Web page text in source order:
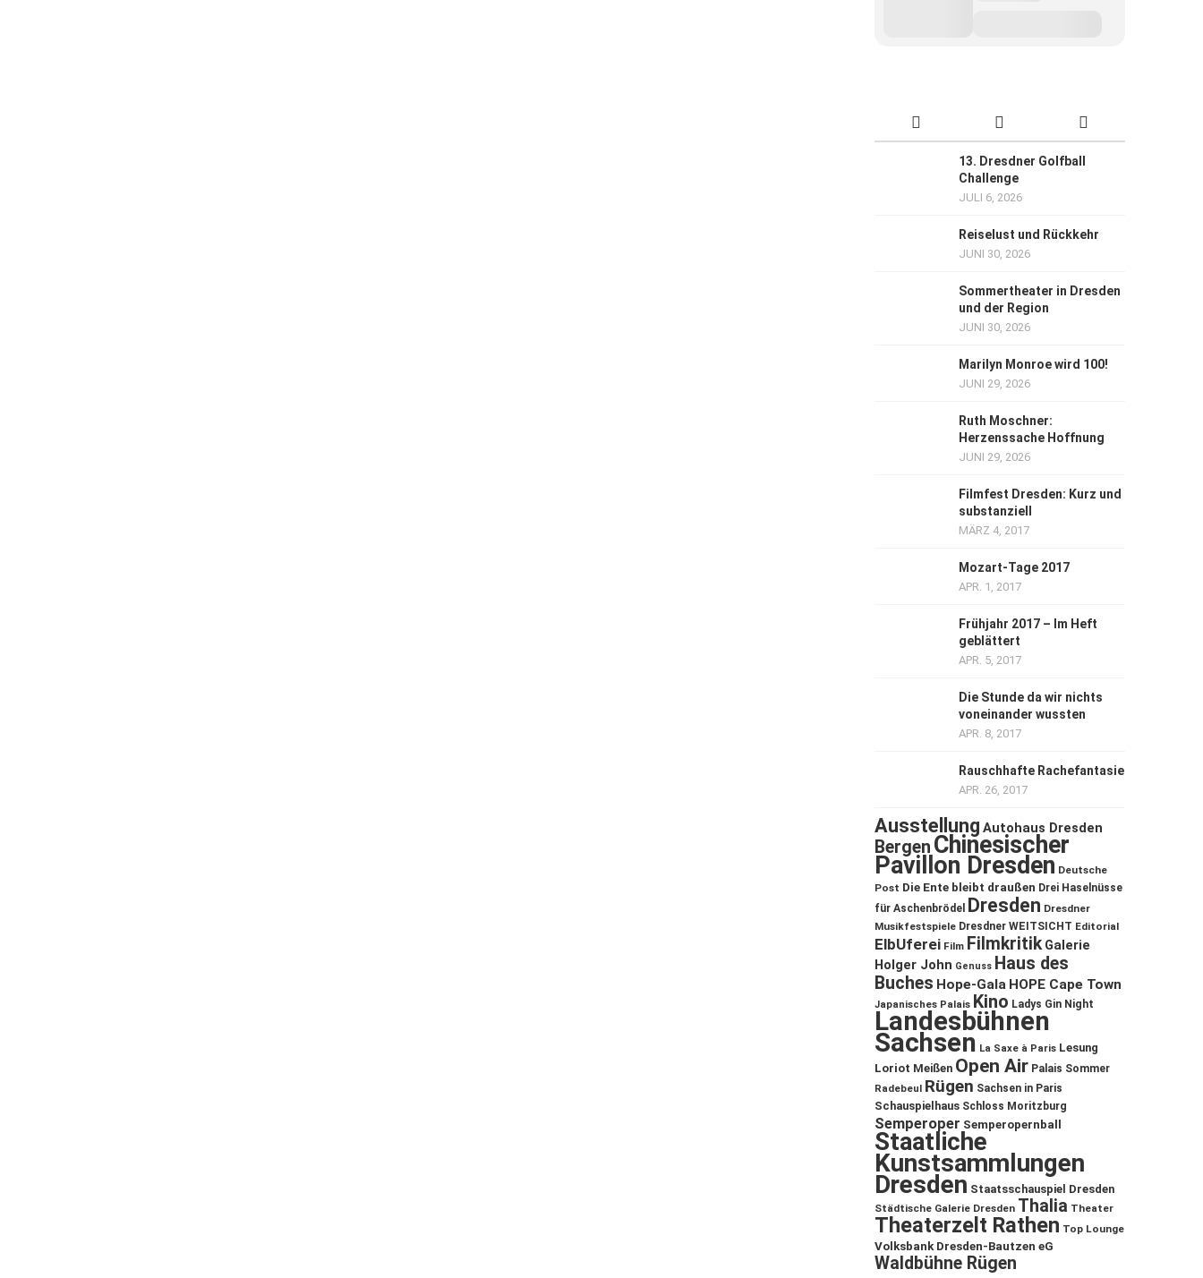
13. Dresdner Golfball
Challenge
JULI 6, 2026
Reiselust und Rückkehr
JUNI 30, 2026
Sommertheater in Dresden
und der Region
JUNI 30, 2026
Marilyn Monroe wird 100!
JUNI 29, 2026
Ruth Moschner:
Herzenssache Hoffnung
JUNI 29, 2026
Filmfest Dresden: Kurz und
substanziell
MÄRZ 4, 2017
Mozart-Tage 2017
APR. 1, 2017
Frühjahr 2017 – Im Heft
geblättert
APR. 5, 2017
Die Stunde da wir nichts
voneinander wussten
APR. 8, 2017
Rauschhafte Rachefantasie
APR. 26, 2017
Ausstellung Autohaus Dresden
Bergen Chinesischer
Pavillon Dresden Deutsche
Post Die Ente bleibt draußen Drei Haselnüsse
für Aschenbrödel
Dresden Dresdner
Musikfestspiele Dresdner WEITSICHT Editorial
ElbUferei Film Filmkritik Galerie
Holger John Genuss Haus des
Buches Hope-Gala HOPE Cape Town
Japanisches Palais Kino Ladys Gin Night
Landesbühnen
Sachsen La Saxe à Paris Lesung
Loriot Meißen Open Air Palais Sommer
Radebeul Rügen Sachsen in Paris
Schauspielhaus Schloss Moritzburg
Semperoper Semperopernball
Staatliche
Kunstsammlungen
Dresden Staatsschauspiel Dresden
Städtische Galerie Dresden Thalia Theater
Theaterzelt Rathen Top Lounge
Volksbank Dresden-Bautzen eG
Waldbühne Rügen